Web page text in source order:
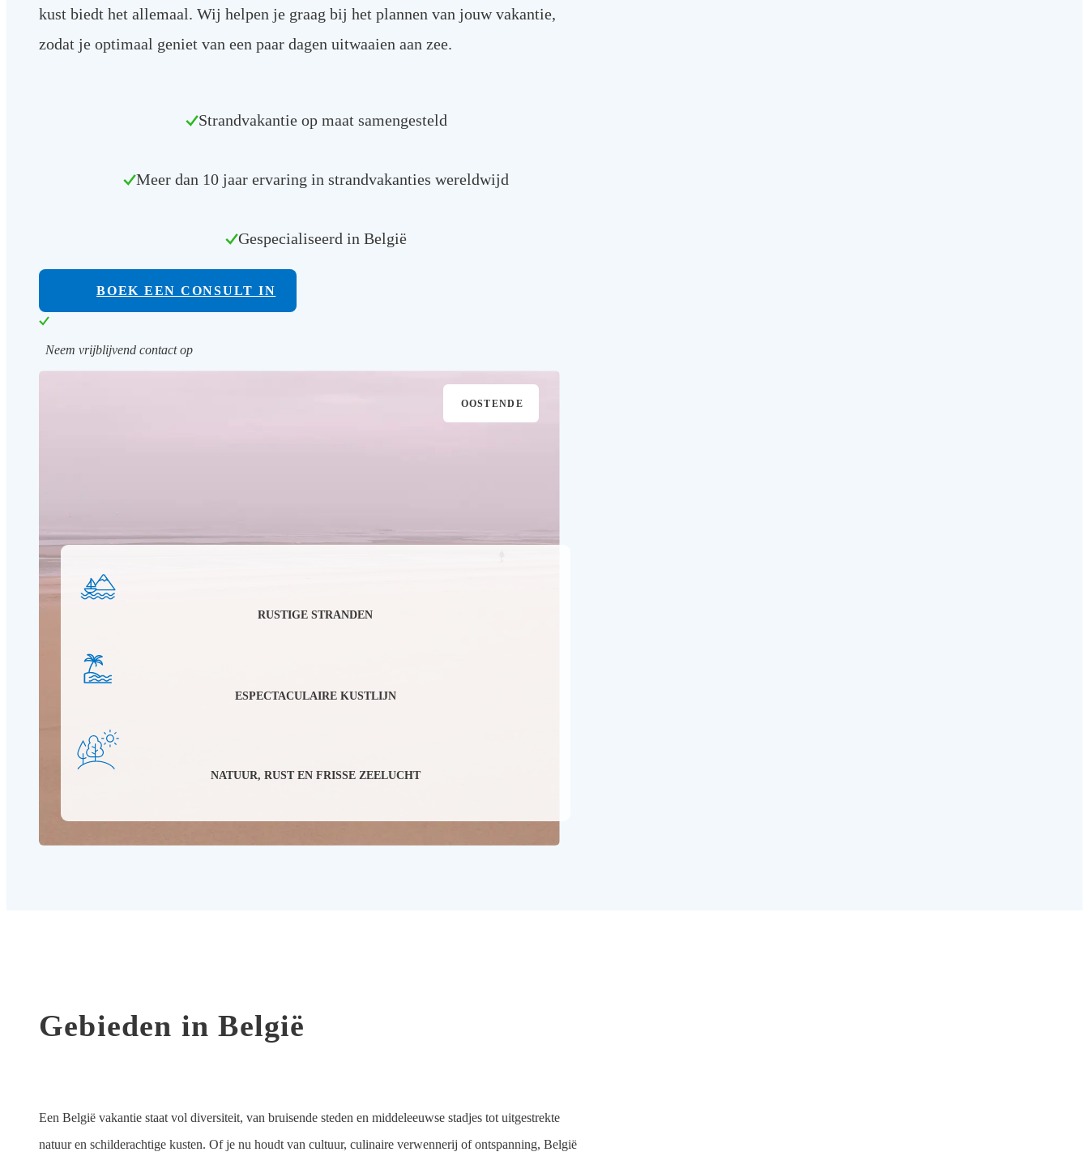
kust biedt het allemaal. Wij helpen je graag bij het plannen van jouw vakantie,
zodat je optimaal geniet van een paar dagen uitwaaien aan zee.
Strandvakantie op maat samengesteld
Meer dan 10 jaar ervaring in strandvakanties wereldwijd
Gespecialiseerd in België
BOEK EEN CONSULT IN
Neem vrijblijvend contact op
OOSTENDE
RUSTIGE STRANDEN
ESPECTACULAIRE KUSTLIJN
NATUUR, RUST EN FRISSE ZEELUCHT
Gebieden in België
Een België vakantie staat vol diversiteit, van bruisende steden en middeleeuwse stadjes tot uitgestrekte
natuur en schilderachtige kusten. Of je nu houdt van cultuur, culinaire verwennerij of ontspanning, België